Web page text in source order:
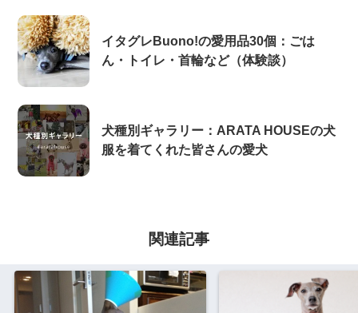
イタグレBuono!の愛用品30個：ごは
ん・トイレ・首輪など（体験談）
犬種別ギャラリー：ARATA HOUSEの犬
服を着てくれた皆さんの愛犬
関連記事